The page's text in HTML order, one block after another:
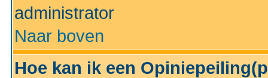
administrator
Naar boven
Hoe kan ik een